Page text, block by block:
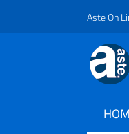
Aste On